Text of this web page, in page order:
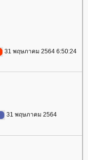
31 พฤษภาคม 2564 6:50:24
31 พฤษภาคม 2564